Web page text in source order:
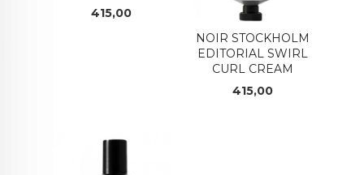
Pris
415,00
NOIR STOCKHOLM
EDITORIAL SWIRL
CURL CREAM
Pris
415,00